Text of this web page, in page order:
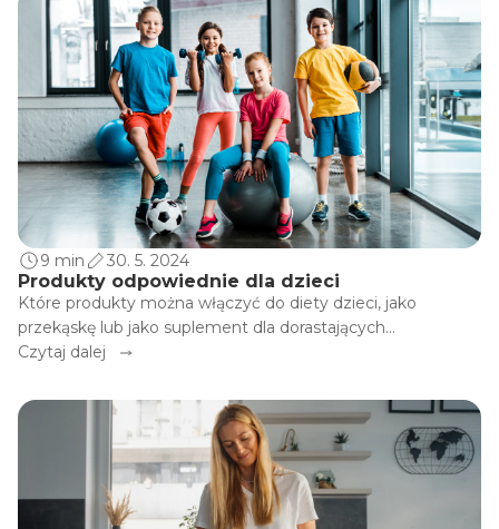
9 min 30. 5. 2024
Produkty odpowiednie dla dzieci
Które produkty można włączyć do diety dzieci, jako
przekąskę lub jako suplement dla dorastających
sportowców, którzy mają zwiększone zapotrzebowanie na
poszczególnych grup wiekowych.
Czytaj dalej